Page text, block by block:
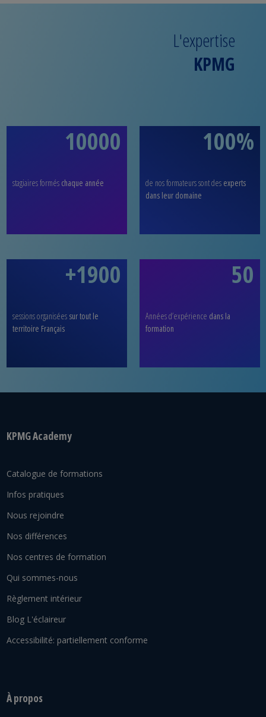
L'expertise
KPMG
10000
stagiaires formés chaque année
100%
de nos formateurs sont des experts
dans leur domaine
+1900
sessions organisées sur tout le
territoire Français
50
Années d’expérience dans la
formation
KPMG Academy
Catalogue de formations
Infos pratiques
Nous rejoindre
Nos différences
Nos centres de formation
Qui sommes-nous
Règlement intérieur
Blog L'éclaireur
Accessibilité: partiellement conforme
À propos